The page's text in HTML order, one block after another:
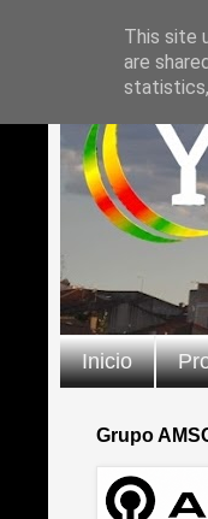
Inicio
Grupo
This site
are